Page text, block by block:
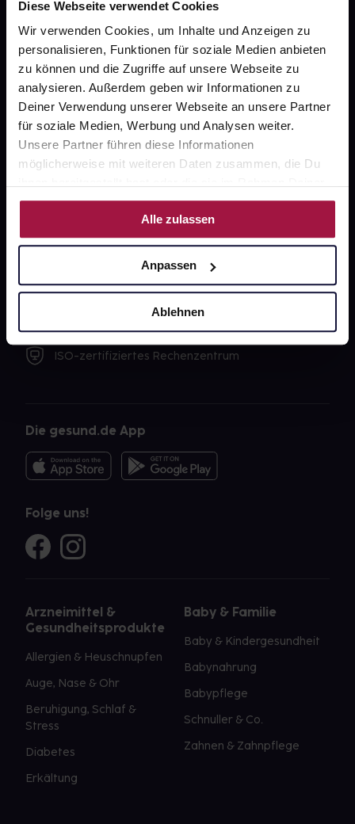
Diese Webseite verwendet Cookies
Wir verwenden Cookies, um Inhalte und Anzeigen zu
personalisieren, Funktionen für soziale Medien anbieten
zu können und die Zugriffe auf unsere Webseite zu
analysieren. Außerdem geben wir Informationen zu
Deiner Verwendung unserer Webseite an unsere Partner
für soziale Medien, Werbung und Analysen weiter.
Unsere Partner führen diese Informationen
möglicherweise mit weiteren Daten zusammen, die Du
Nutzung der Dienste gesammelt haben.
Alle zulassen
Anpassen
Ablehnen
Unsere Vorteile
Ausgewählte Wunschprodukte sofort abholbereit
Lieferung für sofort verfügbare Artikel meist am
selben Tag möglich
Freie Wahl der Apotheke
Große Auswahl an Apotheken
SSL-Verschlüsselung
ISO-zertifiziertes Rechenzentrum
Die gesund.de App
Folge uns!
Arzneimittel &
Gesundheitsprodukte
Allergien & Heuschnupfen
Auge, Nase & Ohr
Beruhigung, Schlaf &
Stress
Diabetes
Erkältung
Baby & Familie
Baby & Kindergesundheit
Babynahrung
Babypflege
Schnuller & Co.
Zahnen & Zahnpflege